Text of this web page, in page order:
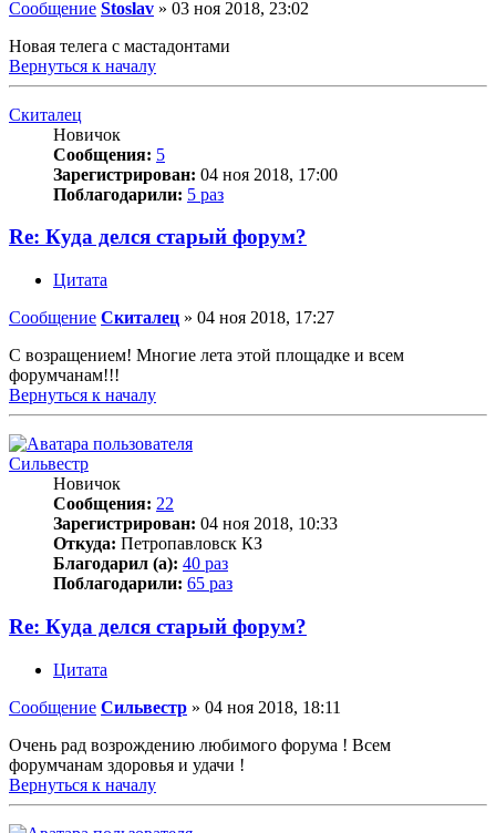
Сообщение Stoslav » 03 ноя 2018, 23:02
Новая телега с мастадонтами
Вернуться к началу
Скиталец
Новичок
Сообщения: 5
Зарегистрирован: 04 ноя 2018, 17:00
Поблагодарили: 5 раз
Re: Куда делся старый форум?
Цитата
Сообщение Скиталец » 04 ноя 2018, 17:27
C возращением! Многие лета этой площадке и всем
форумчанам!!!
Вернуться к началу
Сильвестр
Новичок
Сообщения: 22
Зарегистрирован: 04 ноя 2018, 10:33
Откуда: Петропавловск КЗ
Благодарил (а): 40 раз
Поблагодарили: 65 раз
Re: Куда делся старый форум?
Цитата
Сообщение Сильвестр » 04 ноя 2018, 18:11
Очень рад возрождению любимого форума ! Всем
форумчанам здоровья и удачи !
Вернуться к началу